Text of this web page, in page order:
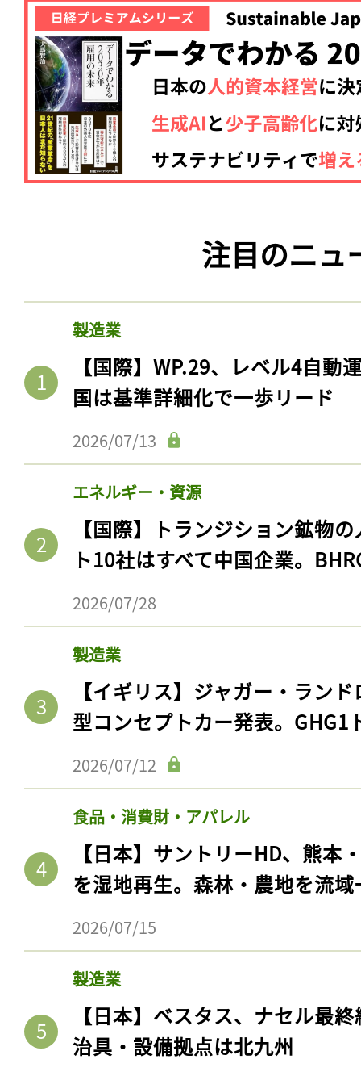
注目のニュ
製造業
【国際】WP.29、レベル4自動
国は基準詳細化で一歩リード
2026/07/13
エネルギー・資源
【国際】トランジション鉱物
ト10社はすべて中国企業。
2026/07/28
製造業
【イギリス】ジャガー・ラン
型コンセプトカー発表。GHG1
2026/07/12
食品・消費財・アパレル
【日本】サントリーHD、熊本
を湿地再生。森林・農地を流
2026/07/15
製造業
【日本】ベスタス、ナセル最
治具・設備拠点は北九州